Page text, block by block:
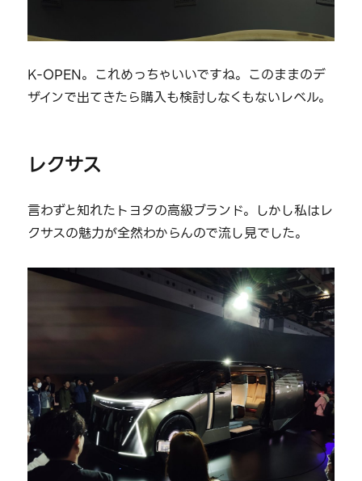
K-OPEN。これめっちゃいいですね。このままのデ
ザインで出てきたら購入も検討しなくもないレベル。
レクサス
言わずと知れたトヨタの高級ブランド。しかし私はレ
クサスの魅力が全然わからんので流し見でした。